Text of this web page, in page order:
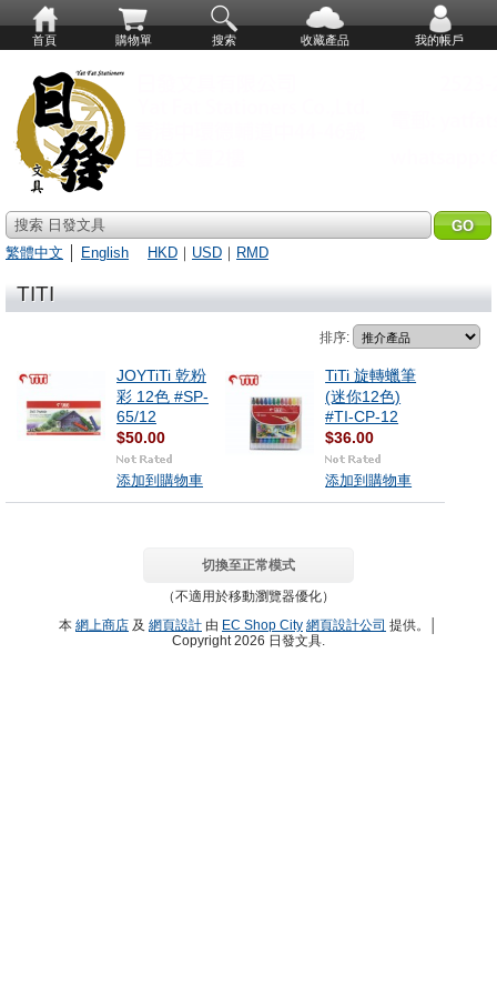
首頁 購物單 搜索 收藏產品 我的帳戶
搜索 日發文具
繁體中文
English HKD ｜ USD ｜ RMD
TITI
排序:
JOYTiTi 乾粉
彩 12色 #SP-
65/12
$50.00
添加到購物車
TiTi 旋轉蠟筆
(迷你12色)
#TI-CP-12
$36.00
添加到購物車
切換至正常模式
（不適用於移動瀏覽器優化）
本 網上商店 及 網頁設計 由 EC Shop City 網頁設計公司 提供。│
Copyright 2026 日發文具.